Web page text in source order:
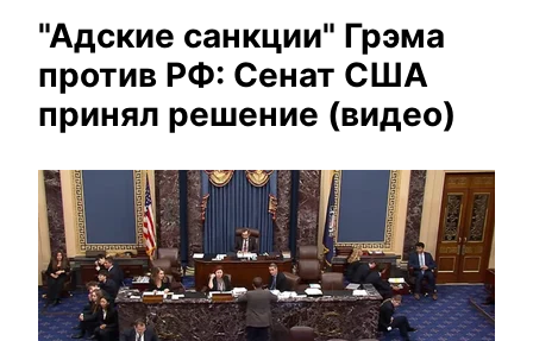
"Адские санкции" Грэма
против РФ: Сенат США
принял решение (видео)